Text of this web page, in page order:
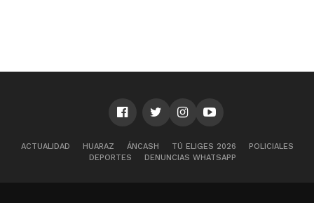
ACTUALIDAD HUARAZ ÁNCASH TÚ ELIGES 2026
POLICIALES
DEPORTES
DENUNCIAS WHATSAPP